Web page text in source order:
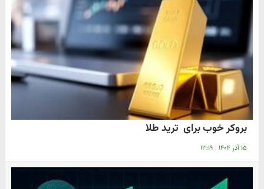
بروکر خوب برای ترید طلا
۱۵ آذر ۱۴۰۴ | ۱۳:۱۹